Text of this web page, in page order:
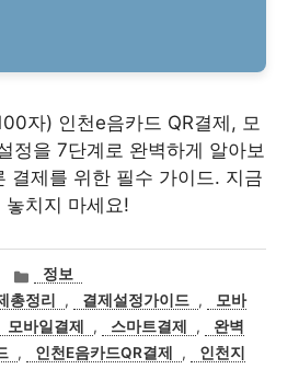
자) 인천e음카드 QR결제, 모
정을 7단계로 완벽하게 알아보
결제를 위한 필수 가이드. 지금
놓치지 마세요!
카
테
고
리
정보
총정리 , 결제설정가이드 ,
모바
모바일결제 , 스마트결제 ,
완벽
, 인천E음카드QR결제 ,
인천지